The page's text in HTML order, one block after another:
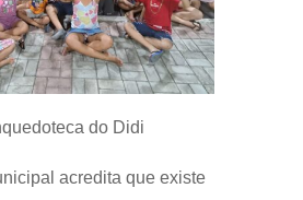
do Didi
acredita que existe